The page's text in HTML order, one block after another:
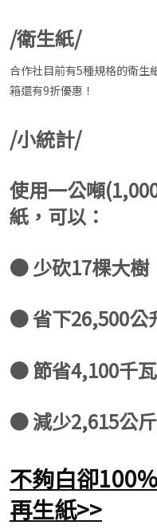
/衛生紙/
合作社目前有5種規格的衛生
箱還有9折優惠！
/小統計/
使用一公噸
紙，可以：
● 少砍17棵大樹
● 省下26,500公
● 節省4,100千
● 減少2,615公
不夠白卻
再生紙>>